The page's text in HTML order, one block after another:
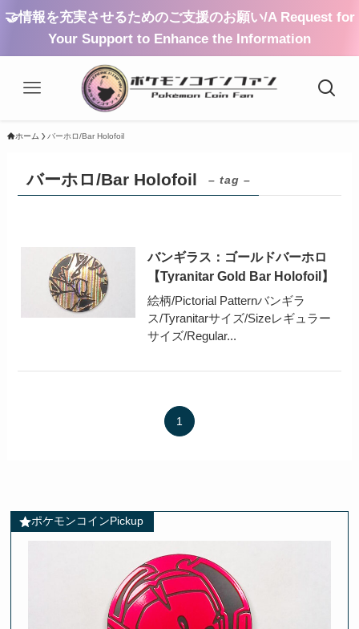
🤝情報を充実させるためのご支援のお願い/A Request for
Your Support to Enhance the Information
ホーム バーホロ/Bar Holofoil
バーホロ/Bar Holofoil – tag –
バンギラス：ゴールドバーホロ
【Tyranitar Gold Bar Holofoil】
絵柄/Pictorial Patternバンギラ
ス/Tyranitarサイズ/Sizeレギュラー
サイズ/Regular...
1
ポケモンコインPickup